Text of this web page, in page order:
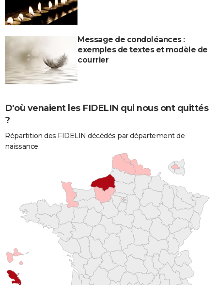
Message de condoléances :
exemples de textes et modèle de
courrier
D'où venaient les FIDELIN qui nous ont quittés
?
Répartition des FIDELIN décédés par département de
naissance.